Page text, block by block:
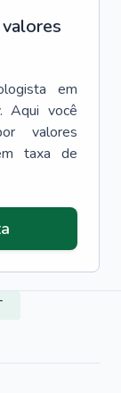
em
Aqui você
valores
taxa de